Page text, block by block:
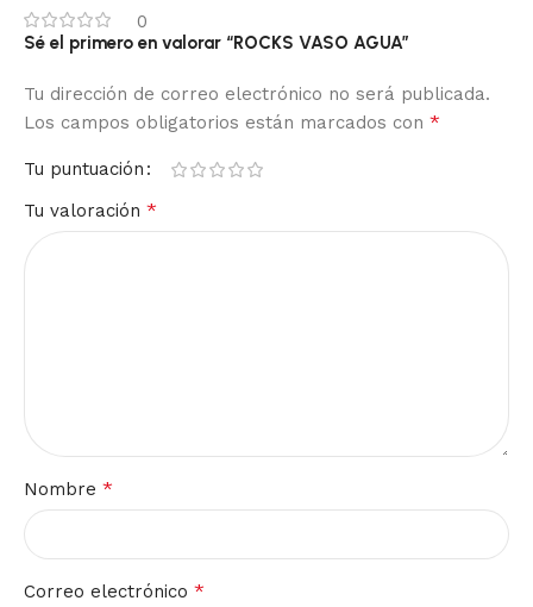
0
Sé el primero en valorar “ROCKS VASO AGUA”
Tu dirección de correo electrónico no será publicada.
Los campos obligatorios están marcados con *
Tu puntuación
Tu valoración *
Nombre *
Correo electrónico *